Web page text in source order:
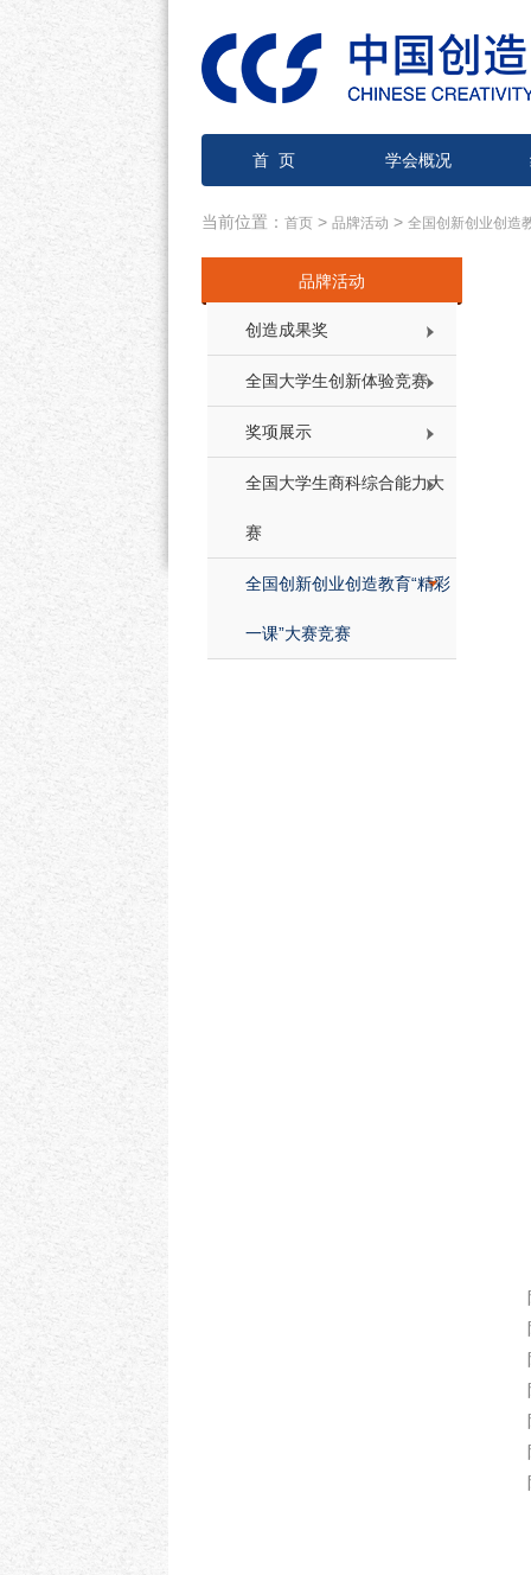
首 页 学会概况
当前位置： 首页 > 品牌活动 > 全国创新创业创造
品牌活动
创造成果奖
全国大学生创新体验竞赛
奖项展示
全国大学生商科综合能力大
赛
全国创新创业创造教育“精彩
一课”大赛竞赛